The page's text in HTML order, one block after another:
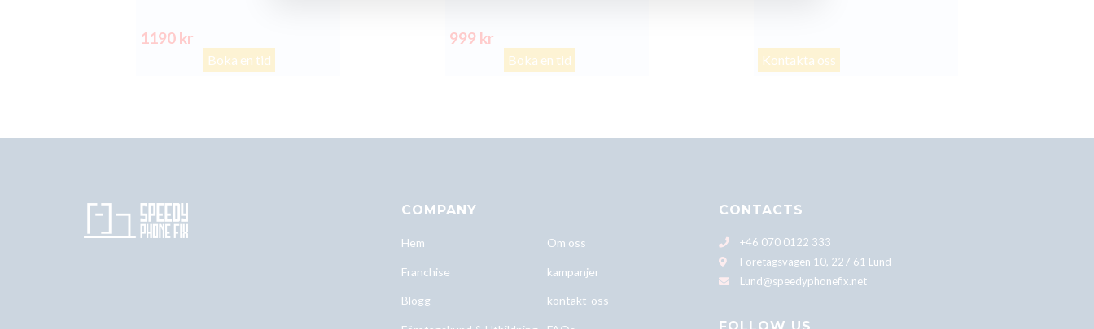
1190 kr
Boka en tid
999 kr
Boka en tid Kontakta oss
COMPANY
Hem Om oss
Franchise kampanjer
Blogg kontakt-oss
CONTACTS
+46 070 0122 333
Företagsvägen 10, 227 61 Lund
Lund@speedyphonefix.net